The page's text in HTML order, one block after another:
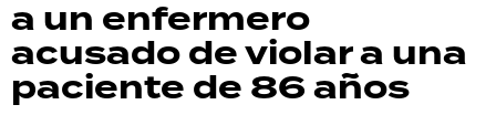
a un enfermero
acusado de violar a una
paciente de 86 años
POLICIALES
ECONOMÍA